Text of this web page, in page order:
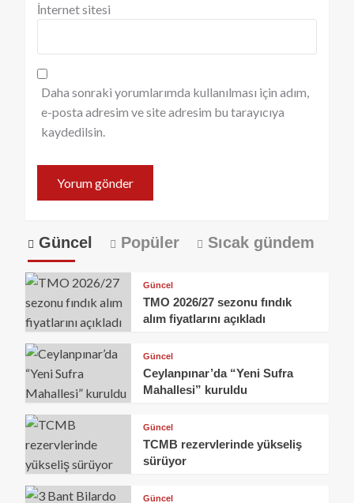
İnternet sitesi
Daha sonraki yorumlarımda kullanılması için adım,
e-posta adresim ve site adresim bu tarayıcıya
kaydedilsin.
Güncel Popüler Sıcak gündem
Güncel
TMO 2026/27 sezonu fındık
alım fiyatlarını açıkladı
Güncel
Ceylanpınar’da “Yeni Sufra
Mahallesi” kuruldu
Güncel
TCMB rezervlerinde yükseliş
sürüyor
Güncel